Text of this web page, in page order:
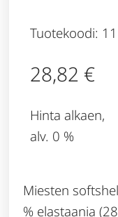
Tuotekoodi:
28,82 €
Hinta alkaen,
alv. 0 %
Miesten
% elastaania